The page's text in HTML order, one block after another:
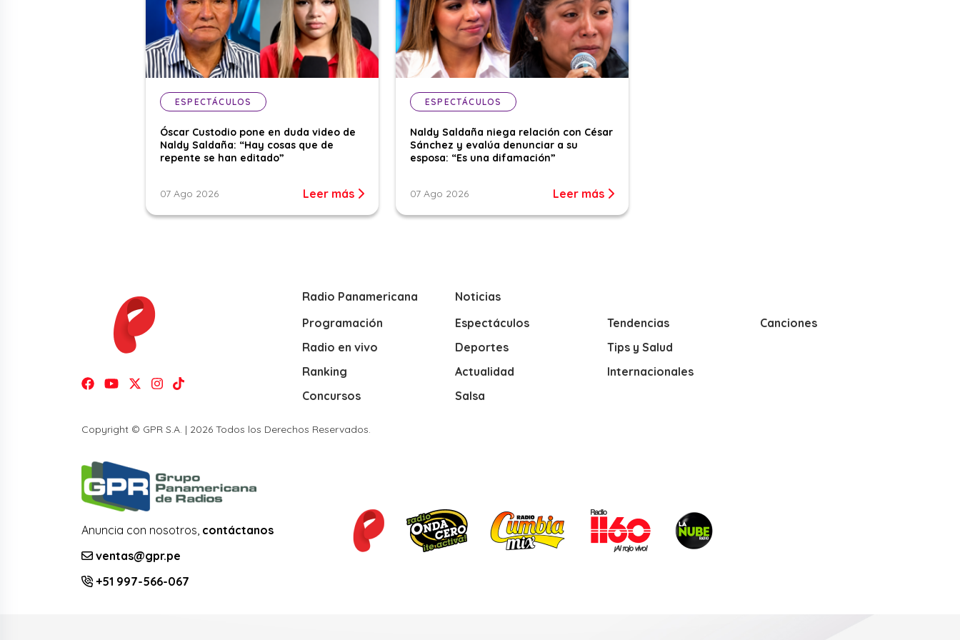
ESPECTÁCULOS
Óscar Custodio pone en duda video de
Naldy Saldaña: “Hay cosas que de
repente se han editado”
07 Ago 2026 Leer más
ESPECTÁCULOS
Naldy Saldaña niega relación con César
Sánchez y evalúa denunciar a su
esposa: “Es una difamación”
07 Ago 2026 Leer más
Radio Panamericana
Programación
Radio en vivo
Ranking
Concursos
Noticias
Espectáculos
Deportes
Actualidad
Salsa
Tendencias
Tips y Salud
Internacionales
Canciones
Copyright © GPR S.A. | 2026 Todos los Derechos Reservados.
Anuncia con nosotros, contáctanos
ventas@gpr.pe
+51 997-566-067